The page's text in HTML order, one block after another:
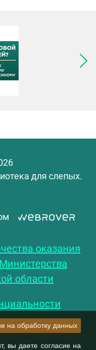
для слепых.
оказания
области
на обработку данных
вы даете согласие на